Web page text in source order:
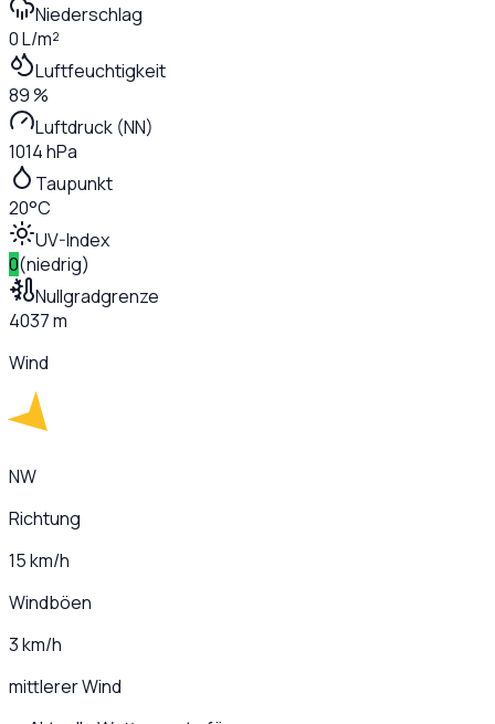
Niederschlag
0 L/m²
Luftfeuchtigkeit
89 %
Luftdruck (NN)
1014 hPa
Taupunkt
20°C
UV-Index
0(niedrig)
Nullgradgrenze
4037 m
Wind
NW
Richtung
15 km/h
Windböen
3 km/h
mittlerer Wind